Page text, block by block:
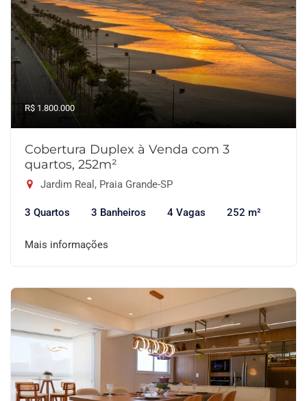
R$ 1.800.000
Cobertura Duplex à Venda com 3
quartos, 252m²
Jardim Real, Praia Grande-SP
3 Quartos 3 Banheiros 4 Vagas 252 m²
Mais informações